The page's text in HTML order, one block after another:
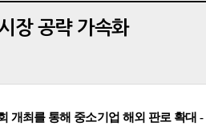
장 공략 가속화
개최를 통해 중소기업 해외 판로 확대 -